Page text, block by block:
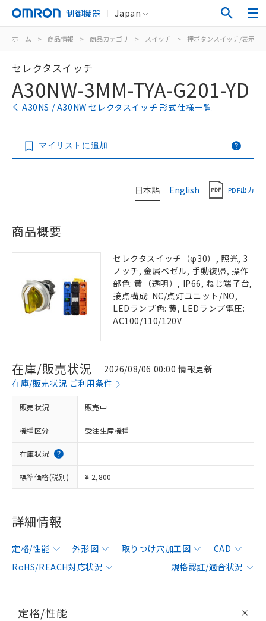
制御機器 Japan
ホーム > 商品情報 > 商品カテゴリ > スイッチ > 押ボタンスイッチ/表示灯
セレクタスイッチ
A30NW-3MM-TYA-G201-YD
A30NS / A30NW セレクタスイッチ 形式仕様一覧
マイリストに追加
日本語 English PDF出力
商品概要
セレクタスイッチ（φ30）, 照光, 3
ノッチ, 金属ベゼル, 手動復帰, 操作
部色: 黄（透明）, IP66, ねじ端子台,
接点構成: NC/点灯ユニット/NO,
LEDランプ色: 黄, LEDランプ電圧:
AC100/110/120V
在庫/販売状況
2026/08/06 00:00 情報更新
在庫/販売状況 ご利用条件
販売状況 販売中
機種区分 受注生産機種
在庫状況
標準価格(税別) ¥ 2,800
詳細情報
定格/性能 外形図 取りつけ穴加工図
CAD
RoHS/REACH対応状況
規格認証/適合状況
定格/性能